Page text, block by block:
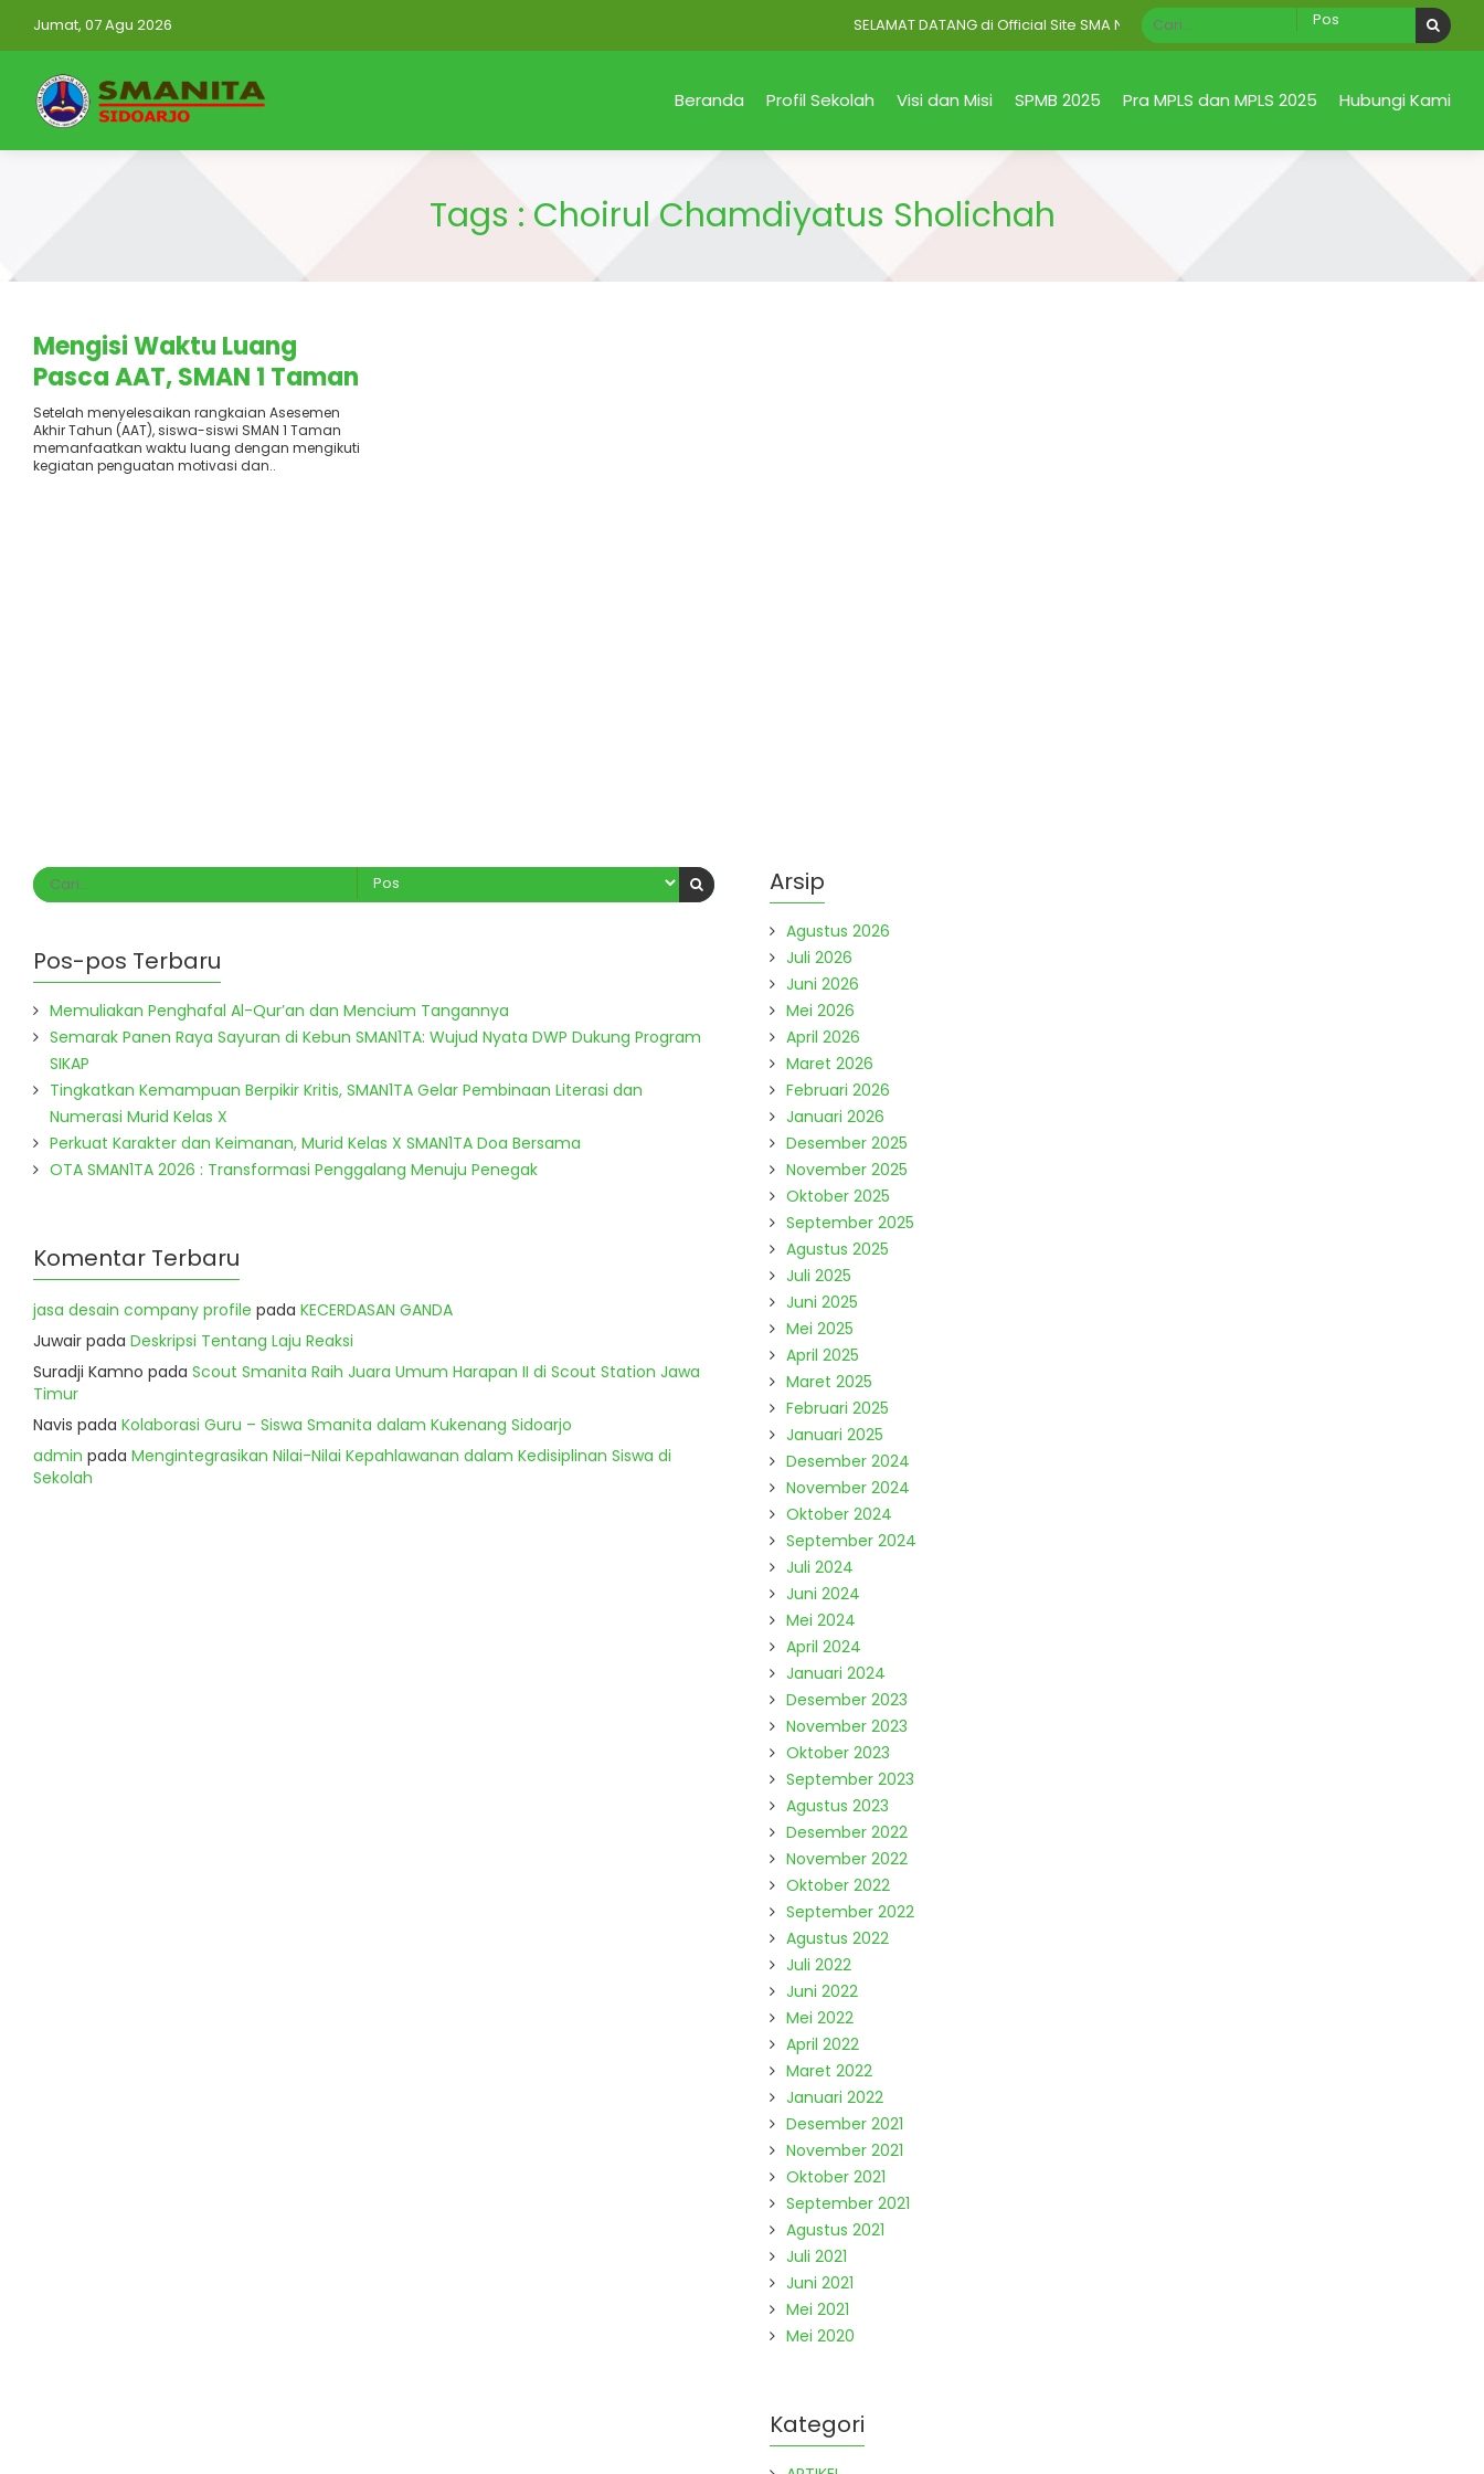
Jumat, 07 Agu 2026 SELAMAT DATANG di Official Site SMA Negeri 1 Taman Sidoarjo Jawa Timur
Beranda Profil Sekolah Visi dan Misi SPMB 2025 Pra MPLS dan MPLS 2025 Hubungi Kami
Tags : Choirul Chamdiyatus Sholichah
Mengisi Waktu Luang
Pasca AAT, SMAN 1 Taman
Gelar Motivasi Belajar
bagi Siswa Kelas X dan XI
Setelah menyelesaikan rangkaian Asesemen
Akhir Tahun (AAT), siswa-siswi SMAN 1 Taman
memanfaatkan waktu luang dengan mengikuti
kegiatan penguatan motivasi dan..
Pos-pos Terbaru
Memuliakan Penghafal Al-Qur’an dan Mencium Tangannya
Semarak Panen Raya Sayuran di Kebun SMAN1TA: Wujud Nyata DWP Dukung Program
SIKAP
Tingkatkan Kemampuan Berpikir Kritis, SMAN1TA Gelar Pembinaan Literasi dan
Numerasi Murid Kelas X
Perkuat Karakter dan Keimanan, Murid Kelas X SMAN1TA Doa Bersama
OTA SMAN1TA 2026 : Transformasi Penggalang Menuju Penegak
Komentar Terbaru
jasa desain company profile pada KECERDASAN GANDA
Juwair pada Deskripsi Tentang Laju Reaksi
Suradji Kamno pada Scout Smanita Raih Juara Umum Harapan II di Scout Station Jawa
Timur
Navis pada Kolaborasi Guru – Siswa Smanita dalam Kukenang Sidoarjo
admin pada Mengintegrasikan Nilai-Nilai Kepahlawanan dalam Kedisiplinan Siswa di
Sekolah
Arsip
Agustus 2026
Juli 2026
Juni 2026
Mei 2026
April 2026
Maret 2026
Februari 2026
Januari 2026
Desember 2025
November 2025
Oktober 2025
September 2025
Agustus 2025
Juli 2025
Juni 2025
Mei 2025
April 2025
Maret 2025
Februari 2025
Januari 2025
Desember 2024
November 2024
Oktober 2024
September 2024
Juli 2024
Juni 2024
Mei 2024
April 2024
Januari 2024
Desember 2023
November 2023
Oktober 2023
September 2023
Agustus 2023
Desember 2022
November 2022
Oktober 2022
September 2022
Agustus 2022
Juli 2022
Juni 2022
Mei 2022
April 2022
Maret 2022
Januari 2022
Desember 2021
November 2021
Oktober 2021
September 2021
Agustus 2021
Juli 2021
Juni 2021
Mei 2021
Mei 2020
Kategori